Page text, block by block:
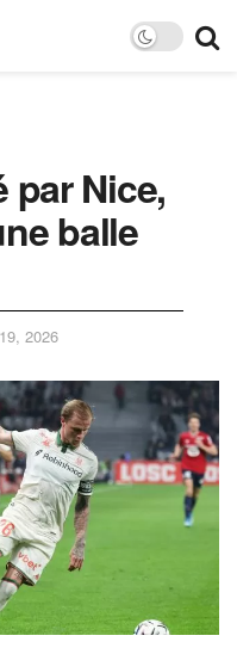
par Nice,
balle
2026